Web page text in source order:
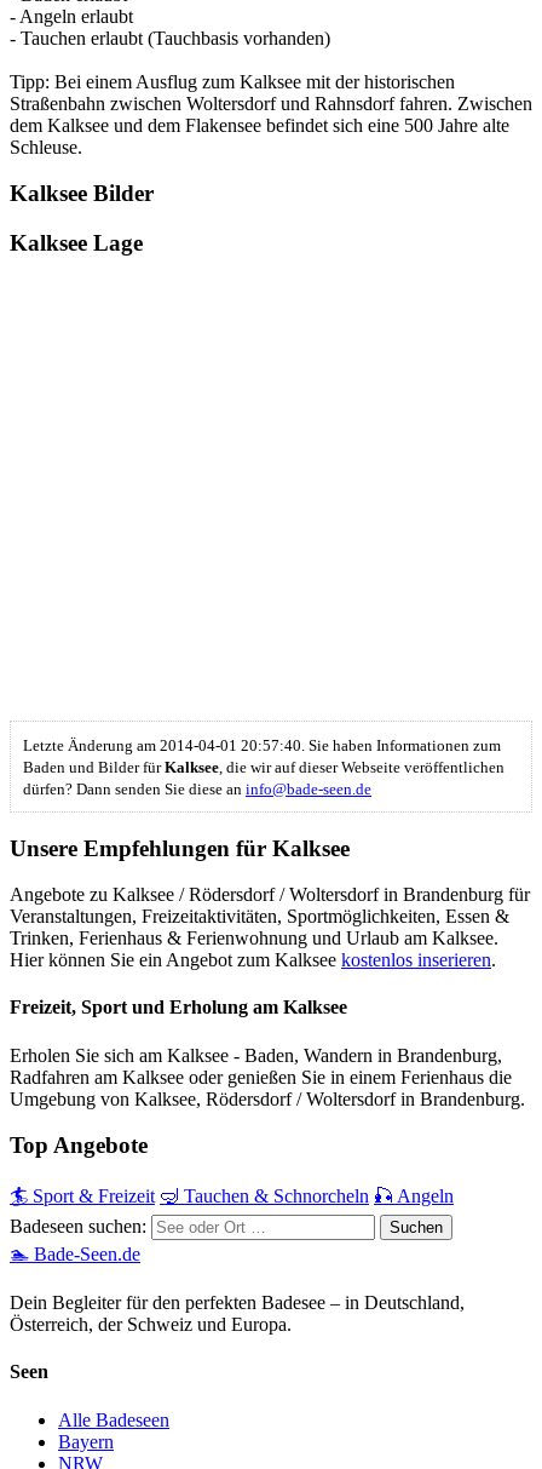
- Angeln erlaubt
- Tauchen erlaubt (Tauchbasis vorhanden)
Tipp: Bei einem Ausflug zum Kalksee mit der historischen
Straßenbahn zwischen Woltersdorf und Rahnsdorf fahren. Zwischen
dem Kalksee und dem Flakensee befindet sich eine 500 Jahre alte
Schleuse.
Kalksee Bilder
Kalksee Lage
Letzte Änderung am 2014-04-01 20:57:40. Sie haben Informationen zum
Baden und Bilder fürKalksee , die wir auf dieser Webseite veröffentlichen
dürfen? Dann senden Sie diese an info@bade-seen.de
Unsere Empfehlungen für Kalksee
Angebote zu Kalksee / Rödersdorf / Woltersdorf in Brandenburg für
Veranstaltungen, Freizeitaktivitäten, Sportmöglichkeiten, Essen &
Trinken, Ferienhaus & Ferienwohnung und Urlaub am Kalksee.
Hier können Sie ein Angebot zum Kalksee kostenlos inserieren.
Freizeit, Sport und Erholung am Kalksee
Erholen Sie sich am Kalksee - Baden, Wandern in Brandenburg,
Radfahren am Kalksee oder genießen Sie in einem Ferienhaus die
Umgebung von Kalksee, Rödersdorf / Woltersdorf in Brandenburg.
Top Angebote
🏄 Sport & Freizeit 🤿 Tauchen & Schnorcheln 🎣 Angeln
Badeseen suchen:
🏊 Bade-Seen.de
Dein Begleiter für den perfekten Badesee – in Deutschland,
Österreich, der Schweiz und Europa.
Seen
Alle Badeseen
Bayern
NRW